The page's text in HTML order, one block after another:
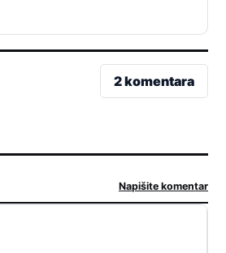
2 komentara
Napišite komentar